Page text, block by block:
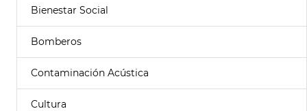
Bienestar Social
Bomberos
Contaminación Acústica
Cultura